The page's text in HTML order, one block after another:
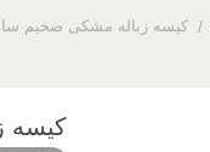
/ کیسه زباله مشکی ضخیم سایز 80 در 120 (بسته 1
کیسه